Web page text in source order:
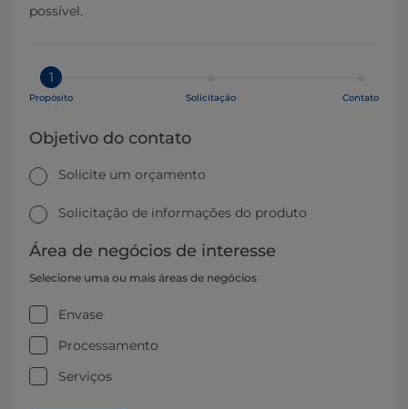
possível.
1
Propósito Solicitação Contato
Objetivo do contato
Solicite um orçamento
Solicitação de informações do produto
Área de negócios de interesse
Selecione uma ou mais áreas de negócios
Envase
Processamento
Serviços